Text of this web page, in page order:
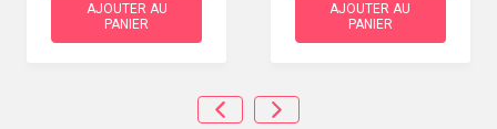
AJOUTER AU
PANIER
AJOUTER AU
PANIER